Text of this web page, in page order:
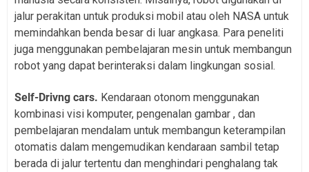
jalur perakitan untuk produksi mobil atau oleh NASA untuk
memindahkan benda besar di luar angkasa. Para peneliti
juga menggunakan pembelajaran mesin untuk membangun
robot yang dapat berinteraksi dalam lingkungan sosial.
Self-Drivng cars. Kendaraan otonom menggunakan
kombinasi visi komputer, pengenalan gambar , dan
pembelajaran mendalam untuk membangun keterampilan
otomatis dalam mengemudikan kendaraan sambil tetap
berada di jalur tertentu dan menghindari penghalang tak